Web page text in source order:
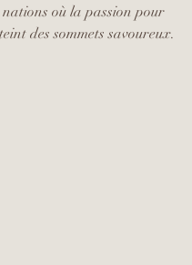
où la passion pour
des sommets savoureux.